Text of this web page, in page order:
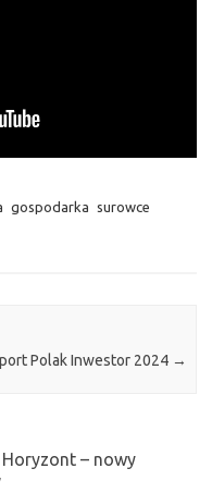
gospodarka surowce
Polak Inwestor 2024 →
– nowy